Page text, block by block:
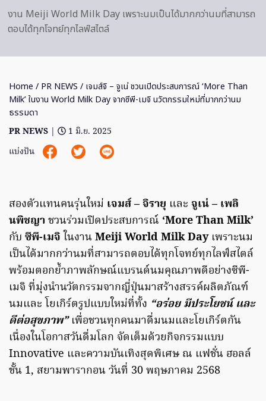
งาน Meiji World Milk Day เพราะนมเป็นได้มากกว่านมที่สามารถ
ตอบได้ทุกโจทย์ทุกไลฟ์สไตล์
Home / PR NEWS / เจมส์จิ – จูเน่ ชวนเปิดประสบการณ์ ‘More Than
Milk’ ในงาน World Milk Day จากซีพี-เมจิ นวัตกรรมใหม่ที่มากกว่านม
ธรรมดา
PR NEWS |
1 มิ.ย. 2025
แบ่งปัน
สองตัวแทนคนรุ่นใหม่ เจมส์ – จิรายุ และ จูเน่ – เพลิ
นพิชญาชวนร่วมเปิดประสบการณ์ ‘More Than Milk’
กับ ซีพี-เมจิ ในงานMeiji World Milk Day เพราะนม
เป็นได้มากกว่านมที่สามารถตอบได้ทุกโจทย์ทุกไลฟ์สไตล์
พร้อมตอกย้ำภาพลักษณ์แบรนด์นมคุณภาพดีอย่างซีพี-
เมจิ ที่มุ่งนำนวัตกรรมจากญี่ปุ่นมาสร้างสรรค์ผลิตภัณฑ์
นมและ โยเกิร์ตรูปแบบใหม่ที่ทั้ง “อร่อย มีประโยชน์ และ
ดีต่อสุขภาพ”เพื่อชวนทุกคนมาดื่มนมและโยเกิร์ตกัน
เนื่องในโอกาสวันดื่มโลก จัดเต็มด้วยกิจกรรมแบบ
Innovative และความบันเทิงสุดพิเศษ ณ แฟชั่น ฮอลล์
ชั้น 1, สยามพารากอน วันที่ 30 พฤษภาคม 2568